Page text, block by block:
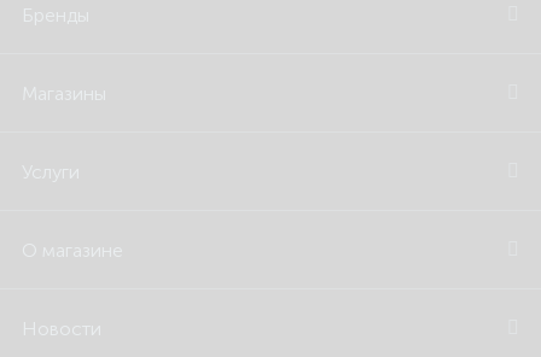
Бренды
Магазины
Услуги
О магазине
Новости